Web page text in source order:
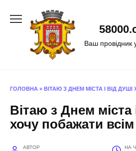
Ваш провідник
ГОЛОВНА » ВІТАЮ З ДНЕМ МІСТА І ВІД
Вітаю з Днем міста
хочу побажати всім
АВТОР НА